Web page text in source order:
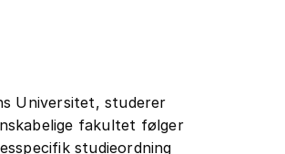
Universitet, studerer
fakultet følger
studieordning